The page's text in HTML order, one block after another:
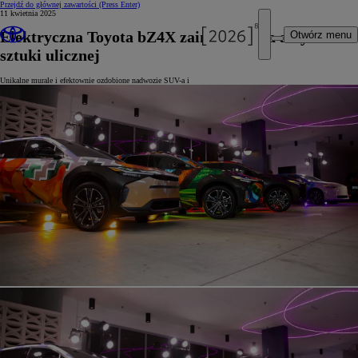
Przejdź do głównej zawartości (Press Enter)
Otwórz menu
11 kwietnia 2025
Elektryczna Toyota bZ4X zainspirowała artystów
sztuki ulicznej
Unikalne murale i efektownie ozdobione nadwozie SUV-a i